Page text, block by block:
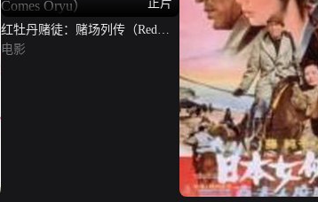
正片
红牡丹赌徒：赌场列传（Red
Peony Gambler: Here Comes
电影